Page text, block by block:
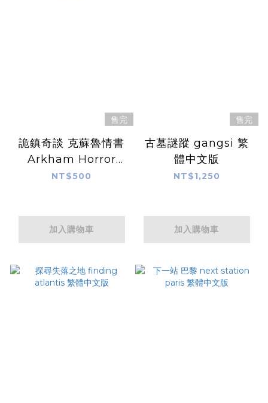
售完
詭鎮奇談 克蘇魯情書
Arkham Horror
Lovecraft Letter 繁
NT$500
加入購物車
售完
古墓謎蹤 gangsi 繁
體中文版
NT$1,250
加入購物車